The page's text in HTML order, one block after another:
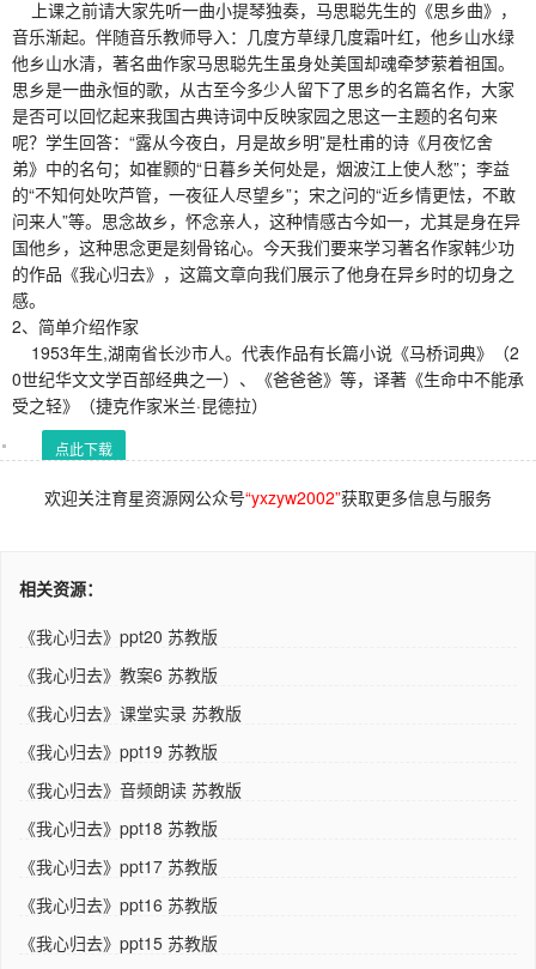
上课之前请大家先听一曲小提琴独奏，马思聪先生的《思乡曲》，
音乐渐起。伴随音乐教师导入：几度方草绿几度霜叶红，他乡山水绿
他乡山水清，著名曲作家马思聪先生虽身处美国却魂牵梦萦着祖国。
思乡是一曲永恒的歌，从古至今多少人留下了思乡的名篇名作，大家
是否可以回忆起来我国古典诗词中反映家园之思这一主题的名句来
呢？学生回答：“露从今夜白，月是故乡明”是杜甫的诗《月夜忆舍
弟》中的名句；如崔颢的“日暮乡关何处是，烟波江上使人愁”；李益
的“不知何处吹芦管，一夜征人尽望乡”；宋之问的“近乡情更怯，不敢
问来人”等。思念故乡，怀念亲人，这种情感古今如一，尤其是身在异
国他乡，这种思念更是刻骨铭心。今天我们要来学习著名作家韩少功
的作品《我心归去》，这篇文章向我们展示了他身在异乡时的切身之
感。
2、简单介绍作家
1953年生,湖南省长沙市人。代表作品有长篇小说《马桥词典》（2
0世纪华文文学百部经典之一）、《爸爸爸》等，译著《生命中不能承
受之轻》（捷克作家米兰·昆德拉）
点此下载
欢迎关注育星资源网公众号“yxzyw2002”获取更多信息与服务
相关资源：
《我心归去》ppt20 苏教版
《我心归去》教案6 苏教版
《我心归去》课堂实录 苏教版
《我心归去》ppt19 苏教版
《我心归去》音频朗读 苏教版
《我心归去》ppt18 苏教版
《我心归去》ppt17 苏教版
《我心归去》ppt16 苏教版
《我心归去》ppt15 苏教版